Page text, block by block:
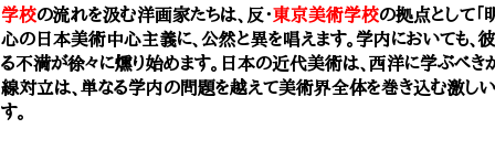
学校の流れを汲む洋画家たちは、反・東京美術学校の拠点として「
心の日本美術中心主義に、公然と異を唱えます。学内においても
る不満が徐々に燻り始めます。日本の近代美術は、西洋に学ぶべき
線対立は、単なる学内の問題を越えて美術界全体を巻き込む激し
す。